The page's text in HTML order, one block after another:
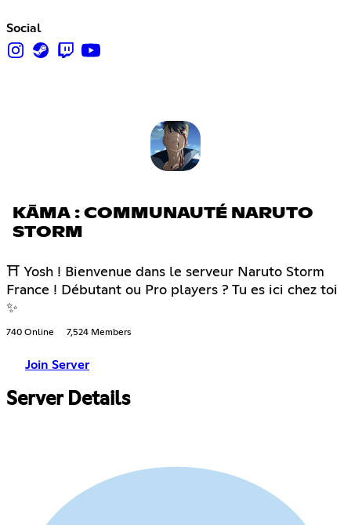
Social
KĀMA : COMMUNAUTÉ NARUTO
STORM
⛩ Yosh ! Bienvenue dans le serveur Naruto Storm
France ! Débutant ou Pro players ? Tu es ici chez toi
✨
740 Online 7,524 Members
Join Server
Server Details